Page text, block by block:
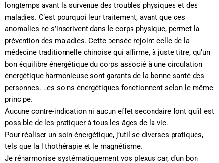
longtemps avant la survenue des troubles physiques et des
maladies. C’est pourquoi leur traitement, avant que ces
anomalies ne s’inscrivent dans le corps physique, permet la
prévention des maladies. Cette pensée rejoint celle de la
médecine traditionnelle chinoise qui affirme, à juste titre, qu’un
bon équilibre énergétique du corps associé à une circulation
énergétique harmonieuse sont garants de la bonne santé des
personnes. Les soins énergétiques fonctionnent selon le même
principe.
Aucune contre-indication ni aucun effet secondaire font qu’il est
possible de les pratiquer à tous les âges de la vie.
Pour réaliser un soin énergétique, j’utilise diverses pratiques,
tels que la lithothérapie et le magnétisme.
Je réharmonise systématiquement vos plexus car, d’un bon